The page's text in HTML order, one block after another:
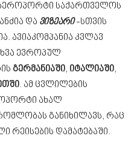
საქართველოს
და ვიზეარი-სთვის
ავიაკომპანია კვლავ
ევროპულ
გერმანიაში, იტალიაში,
. ამ ცვლილების
ახალ
განიხილავს, რაც
რეისების დამატებაში.